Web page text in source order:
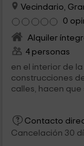
Vecindario,
0
Alquiler
4 personas
en el interior de la isla de
construcciones
calles, hacen
Contacto
Cancelación 30